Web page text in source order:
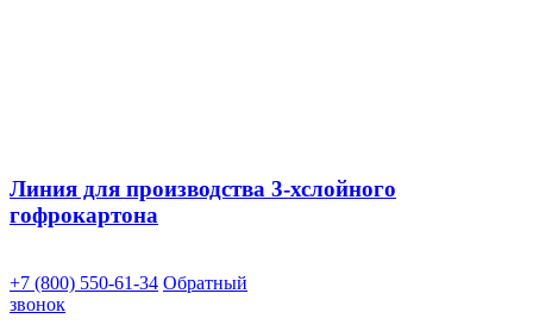
Линия для производства 3-хслойного
гофрокартона
+7 (800) 550-61-34 Обратный
звонок